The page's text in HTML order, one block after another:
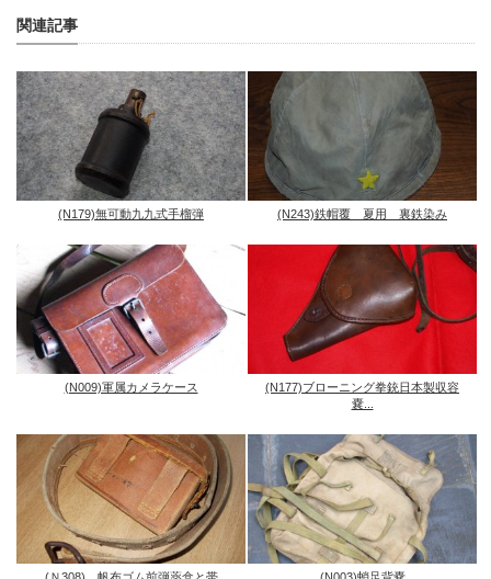
関連記事
(N179)無可動九九式手榴弾 (N243)鉄帽覆 夏用 裏鉄染み
(N009)軍属カメラケース
(N177)ブローニング拳銃日本製収容
嚢...